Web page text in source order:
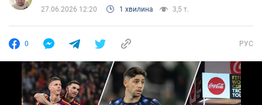
27.06.2026 12:20 1 хвилина 3,5 т.
0 РУС